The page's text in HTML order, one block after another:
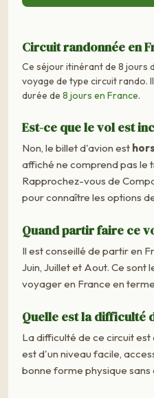
Circuit randonnée en
Ce séjour itinérant de 8 jours
voyage de type circuit rando.
durée de 8 jours en France.
Est-ce que le vol est
Non, le billet d'avion est
affiché ne comprend pas le
Rapprochez-vous de
pour connaître les options
Quand partir faire ce
Il est conseillé de partir en
Juin, Juillet et Aout. Ce sont
voyager en France en
Quelle est la difficulté
La difficulté de ce circuit est
est d'un niveau facile,
bonne forme physique